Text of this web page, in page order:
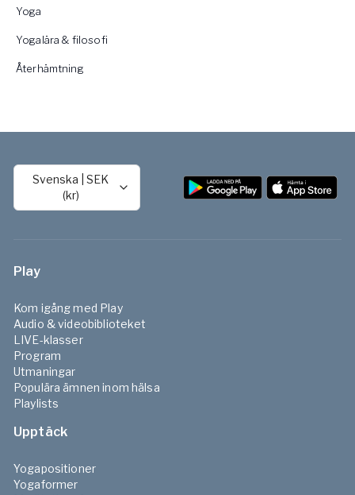
Yoga
Yogalära & filosofi
Återhämtning
Svenska |SEK
(kr)
Play
Kom igång med Play
Audio & videobiblioteket
LIVE-klasser
Program
Utmaningar
Populära ämnen inom hälsa
Playlists
Upptäck
Yogapositioner
Yogaformer